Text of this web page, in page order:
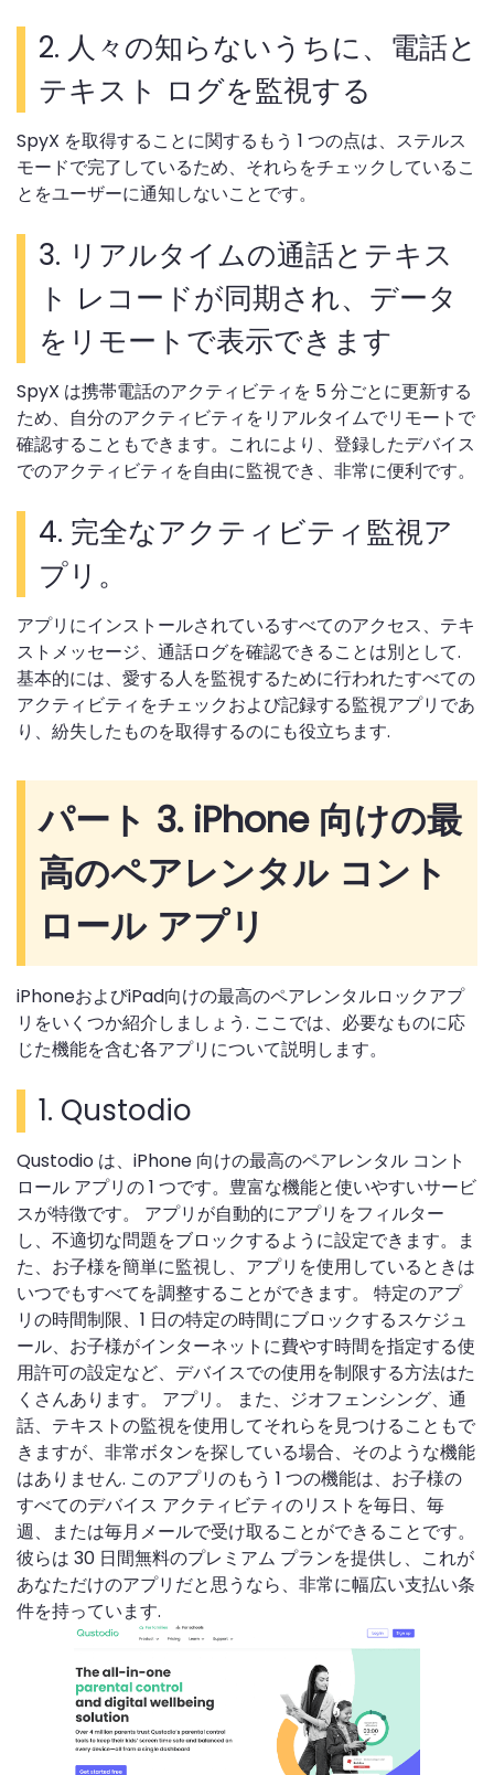
2. 人々の知らないうちに、電話と
テキスト ログを監視する
SpyX を取得することに関するもう 1 つの点は、ステルス
モードで完了しているため、それらをチェックしているこ
とをユーザーに通知しないことです。
3. リアルタイムの通話とテキス
ト レコードが同期され、データ
をリモートで表示できます
SpyX は携帯電話のアクティビティを 5 分ごとに更新する
ため、自分のアクティビティをリアルタイムでリモートで
確認することもできます。これにより、登録したデバイス
でのアクティビティを自由に監視でき、非常に便利です。
4. 完全なアクティビティ監視ア
プリ。
アプリにインストールされているすべてのアクセス、テキ
ストメッセージ、通話ログを確認できることは別として.
基本的には、愛する人を監視するために行われたすべての
アクティビティをチェックおよび記録する監視アプリであ
り、紛失したものを取得するのにも役立ちます.
パート 3. iPhone 向けの最
高のペアレンタル コント
ロール アプリ
iPhoneおよびiPad向けの最高のペアレンタルロックアプ
リをいくつか紹介しましょう. ここでは、必要なものに応
じた機能を含む各アプリについて説明します。
1. Qustodio
Qustodio は、iPhone 向けの最高のペアレンタル コント
ロール アプリの 1 つです。豊富な機能と使いやすいサービ
スが特徴です。 アプリが自動的にアプリをフィルター
し、不適切な問題をブロックするように設定できます。ま
た、お子様を簡単に監視し、アプリを使用しているときは
いつでもすべてを調整することができます。 特定のアプ
リの時間制限、1 日の特定の時間にブロックするスケジュ
ール、お子様がインターネットに費やす時間を指定する使
用許可の設定など、デバイスでの使用を制限する方法はた
くさんあります。 アプリ。 また、ジオフェンシング、通
話、テキストの監視を使用してそれらを見つけることもで
きますが、非常ボタンを探している場合、そのような機能
はありません. このアプリのもう 1 つの機能は、お子様の
すべてのデバイス アクティビティのリストを毎日、毎
週、または毎月メールで受け取ることができることです。
彼らは 30 日間無料のプレミアム プランを提供し、これが
あなただけのアプリだと思うなら、非常に幅広い支払い条
件を持っています.